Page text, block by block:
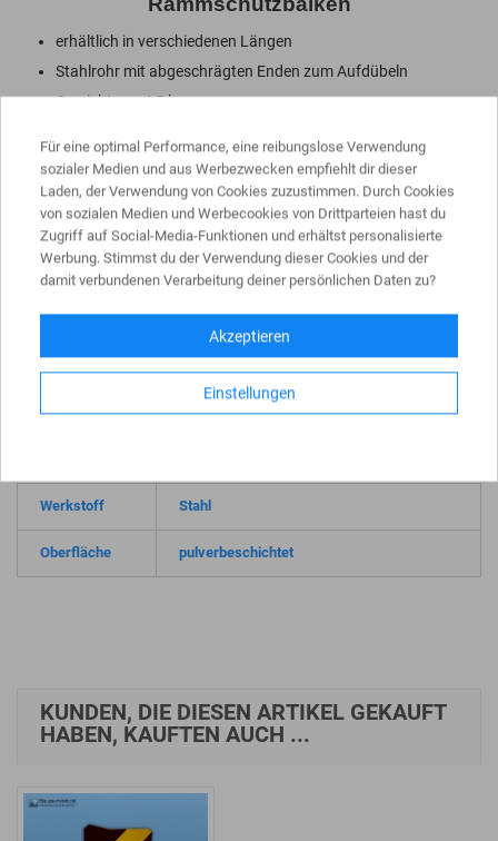
erhältlich in verschiedenen Längen
Stahlrohr mit abgeschrägten Enden zum Aufdübeln
Gewicht: ca. 4,5 kg
Bodenplatten: ca. 200 x 50 x 10 mm
Länge: ca. 400 mm - Höhe Überflur: ca. 86 mm
gelb pulverbeschichtet mit schwarzen Warnstreifen
PRODUKTDATEN
Höhe über Flur 86 mm
Werkstoff Stahl
Oberfläche pulverbeschichtet
KUNDEN, DIE DIESEN ARTIKEL GEKAUFT
HABEN, KAUFTEN AUCH ...
Für eine optimal Performance, eine reibungslose Verwendung
sozialer Medien und aus Werbezwecken empfiehlt dir dieser
Laden, der Verwendung von Cookies zuzustimmen. Durch Cookies
von sozialen Medien und Werbecookies von Drittparteien hast du
Zugriff auf Social-Media-Funktionen und erhältst personalisierte
Werbung. Stimmst du der Verwendung dieser Cookies und der
damit verbundenen Verarbeitung deiner persönlichen Daten zu?
Akzeptieren
Einstellungen